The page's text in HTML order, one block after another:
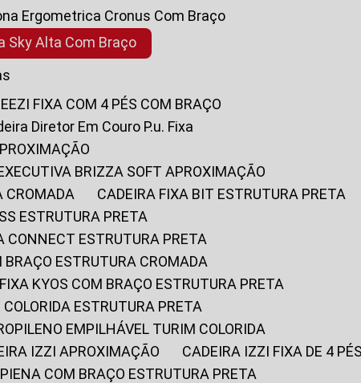
Ergometrica Cronus Com Braço
Sky Alta Com Braço
FIXA COM 4 PÉS COM BRAÇO
Diretor Em Couro P.u. Fixa
EXECUTIVA BRIZZA SOFT APROXIMAÇÃO
CROMADA
CADEIRA FIXA BIT ESTRUTURA PRETA
ESTRUTURA PRETA
CONNECT ESTRUTURA PRETA
BRAÇO ESTRUTURA CROMADA
FIXA KYOS COM BRAÇO ESTRUTURA PRETA
COLORIDA ESTRUTURA PRETA
EMPILHÁVEL TURIM COLORIDA
IZZI APROXIMAÇÃO
CADEIRA IZZI FIXA DE 4 PÉS
PIENA COM BRAÇO ESTRUTURA PRETA